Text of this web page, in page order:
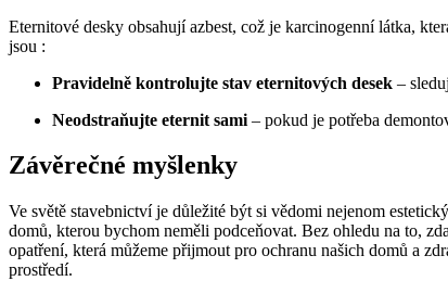
Eternitové desky obsahují azbest, což je karcinogenní látka,
jsou :
Pravidelně kontrolujte stav eternitových desek –
Neodstraňujte eternit sami – pokud je potřeba
Závěrečné myšlenky
Ve světě stavebnictví je důležité být si vědomi nejenom
domů, kterou bychom neměli podceňovat. Bez ohledu na to,
opatření, která můžeme přijmout pro ochranu našich domů a
prostředí.